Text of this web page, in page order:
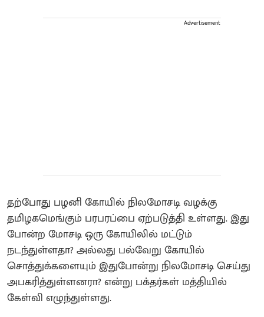
Advertisement
தற்போது பழனி கோயில் நிலமோசடி வழக்கு
தமிழகமெங்கும் பரபரப்பை ஏற்படுத்தி உள்ளது. இது
போன்ற மோசடி ஒரு கோயிலில் மட்டும்
நடந்துள்ளதா? அல்லது பல்வேறு கோயில்
சொத்துக்களையும் இதுபோன்று நிலமோசடி செய்து
அபகரித்துள்ளனரா? என்று பக்தர்கள் மத்தியில்
கேள்வி எழுந்துள்ளது.